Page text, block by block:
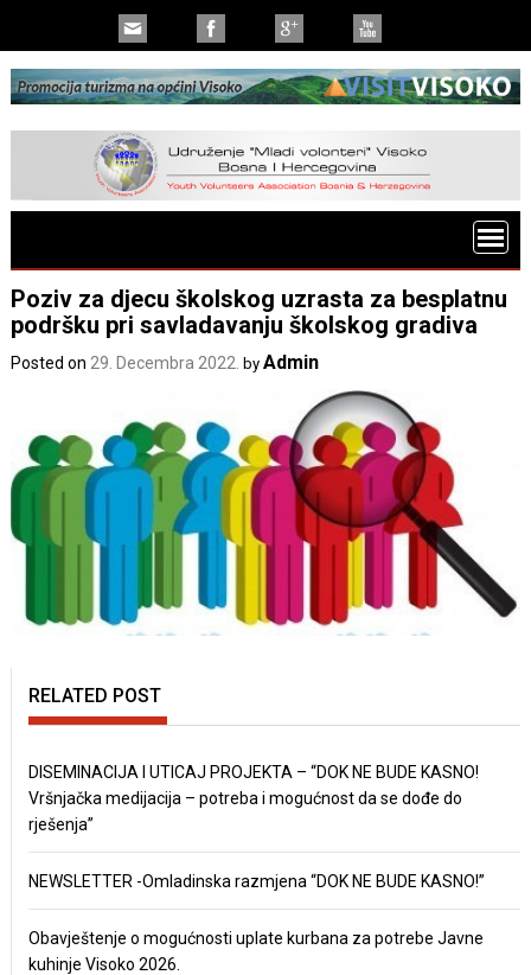
Poziv za djecu školskog uzrasta za besplatnu
podršku pri savladavanju školskog gradiva
Posted on 29. Decembra 2022. byAdmin
RELATED POST
DISEMINACIJA I UTICAJ PROJEKTA – “DOK NE BUDE KASNO!
Vršnjačka medijacija – potreba i mogućnost da se dođe do
rješenja”
NEWSLETTER -Omladinska razmjena “DOK NE BUDE KASNO!”
Obavještenje o mogućnosti uplate kurbana za potrebe Javne
kuhinje Visoko 2026.